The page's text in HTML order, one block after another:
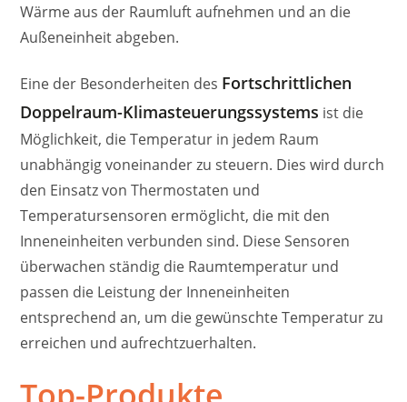
Wärme aus der Raumluft aufnehmen und an die
Außeneinheit abgeben.
Eine der Besonderheiten des Fortschrittlichen
Doppelraum-Klimasteuerungssystems ist die
Möglichkeit, die Temperatur in jedem Raum
unabhängig voneinander zu steuern. Dies wird durch
den Einsatz von Thermostaten und
Temperatursensoren ermöglicht, die mit den
Inneneinheiten verbunden sind. Diese Sensoren
überwachen ständig die Raumtemperatur und
passen die Leistung der Inneneinheiten
entsprechend an, um die gewünschte Temperatur zu
erreichen und aufrechtzuerhalten.